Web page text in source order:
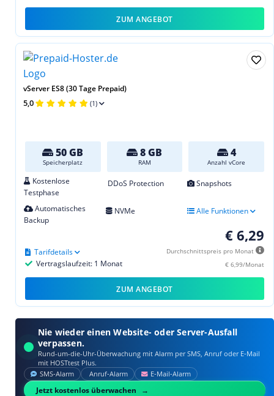
ZUM ANGEBOT
vServer ES8 (30 Tage Prepaid)
5,0 (1)
50 GB
Speicherplatz
8 GB
RAM
4
Anzahl vCore
Kostenlose
Testphase
DDoS Protection Snapshots
Automatisches
Backup
NVMe Alle Funktionen
€ 6,29
Durchschnittspreis pro Monat
€ 6,99/Monat
Vertragslaufzeit: 1 Monat
Tarifdetails
ZUM ANGEBOT
Nie wieder einen Website- oder Server-Ausfall
verpassen.
Rund-um-die-Uhr-Überwachung mit Alarm per SMS, Anruf oder E‑Mail
mit HOSTtest Plus.
SMS‑Alarm Anruf‑Alarm E‑Mail‑Alarm
Jetzt kostenlos überwachen